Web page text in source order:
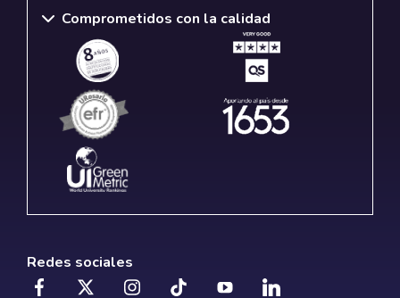
Comprometidos con la calidad
Redes sociales